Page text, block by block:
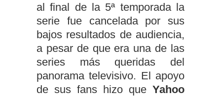
al final de la 5ª temporada la
serie fue cancelada por sus
bajos resultados de audiencia,
a pesar de que era una de las
series más queridas del
panorama televisivo. El apoyo
de sus fans hizo que Yahoo